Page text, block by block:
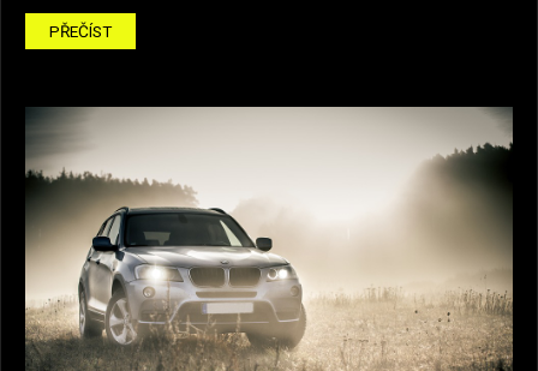
PŘEČÍST